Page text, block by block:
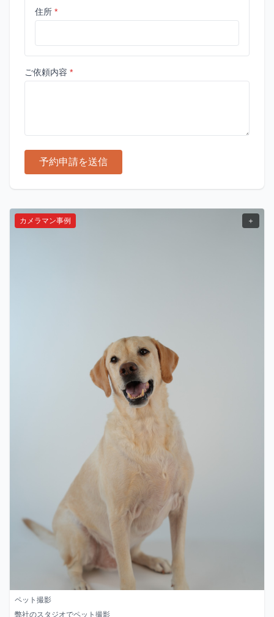
住所 *
ご依頼内容 *
予約申請を送信
カメラマン事例 ＋
ペット撮影
弊社のスタジオでペット撮影